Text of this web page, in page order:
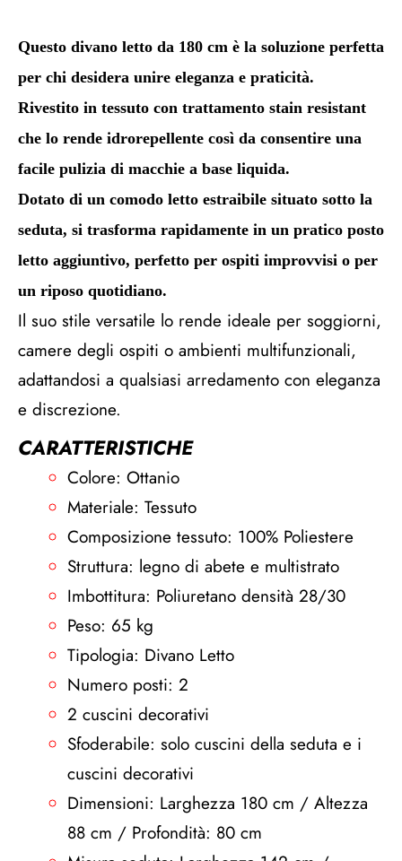
Questo divano letto da 180 cm è la soluzione perfetta
per chi desidera unire eleganza e praticità.
Rivestito in tessuto con trattamento stain resistant
che lo rende idrorepellente così da consentire una
facile pulizia di macchie a base liquida.
Dotato di un comodo letto estraibile situato sotto la
seduta, si trasforma rapidamente in un pratico posto
letto aggiuntivo, perfetto per ospiti improvvisi o per
un riposo quotidiano.
Il suo stile versatile lo rende ideale per soggiorni,
camere degli ospiti o ambienti multifunzionali,
adattandosi a qualsiasi arredamento con eleganza
e discrezione.
CARATTERISTICHE
Colore: Ottanio
Materiale: Tessuto
Composizione tessuto: 100% Poliestere
Struttura: legno di abete e multistrato
Imbottitura: Poliuretano densità 28/30
Peso: 65 kg
Tipologia: Divano Letto
Numero posti: 2
2 cuscini decorativi
Sfoderabile: solo cuscini della seduta e i
cuscini decorativi
Dimensioni: Larghezza 180 cm / Altezza
88 cm / Profondità: 80 cm